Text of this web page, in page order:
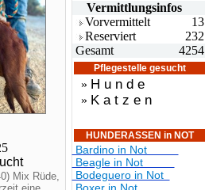
Mix Rüde,
Vermittlungsinfos
Vorvermittelt
13
Reserviert
232
Gesamt
4254
Pflegestelle gesucht
» H u n d e
» K a t z e n
HUNDERASSEN in NOT
Bardino in Not
Beagle in Not
Bodeguero in Not